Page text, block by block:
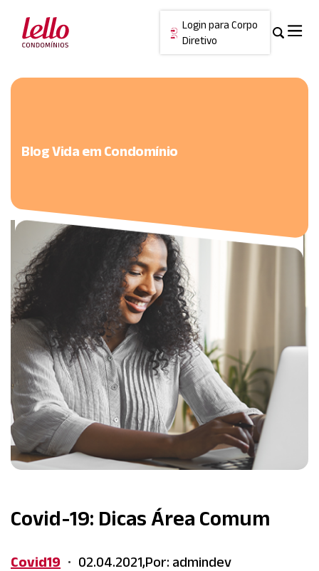
Login para Corpo
Diretivo
Cancelar
Blog Vida em Condomínio
Covid-19: Dicas Área Comum
Covid19 • 02.04.2021,Por: admindev